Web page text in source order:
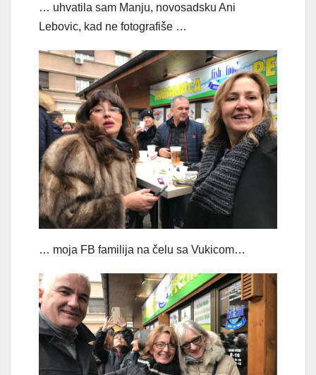
… uhvatila sam Manju, novosadsku Ani
Lebovic, kad ne fotografiše …
… moja FB familija na čelu sa Vukicom…